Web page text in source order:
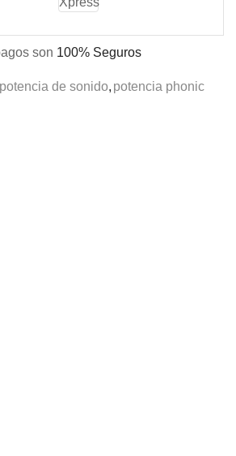
son 100% Seguros
potencia de sonido, potencia phonic